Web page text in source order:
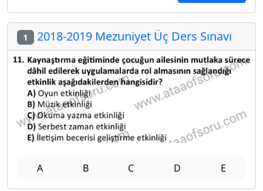
1 2018-2019 Mezuniyet Üç Ders Sınavı
A B C D E